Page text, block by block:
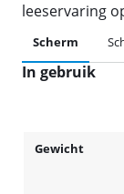
leeservaring
Scherm
In gebruik
Gewicht